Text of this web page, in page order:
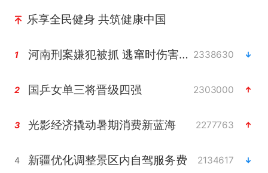
乐享全民健身 共筑健康中国
1 河南刑案嫌犯被抓 逃窜时伤害多人 2338630
2 国乒女单三将晋级四强 2303000
3 光影经济撬动暑期消费新蓝海 2277763
4 新疆优化调整景区内自驾服务费 2134617